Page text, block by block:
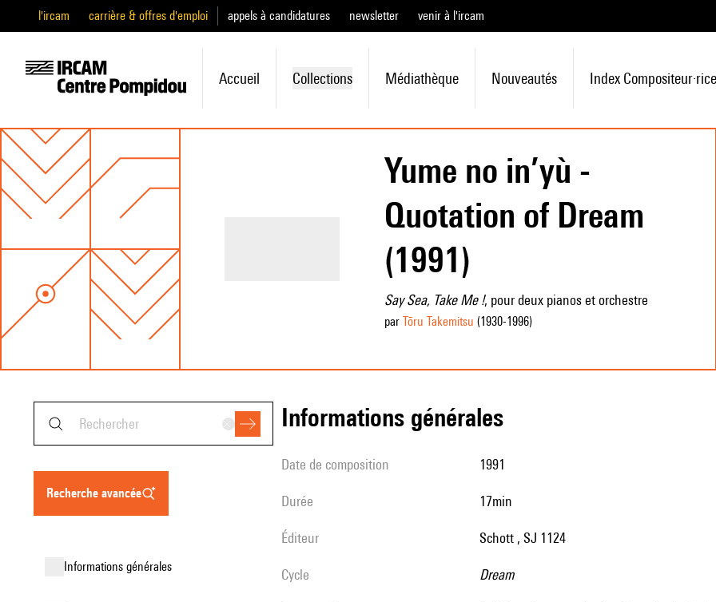
l'ircam carrière & offres d'emploi appels à candidatures newsletter venir à l'ircam
Accueil Collections Médiathèque Nouveautés Index Compositeur·rice
Yume no in’yù -
Quotation of Dream
(1991)
Say Sea, Take Me !, pour deux pianos et orchestre
par Tōru Takemitsu (1930-1996)
recherche avancée
informations générales
informations générales
date de composition 1991
durée 17min
éditeur Schott , SJ 1124
Cycle Dream